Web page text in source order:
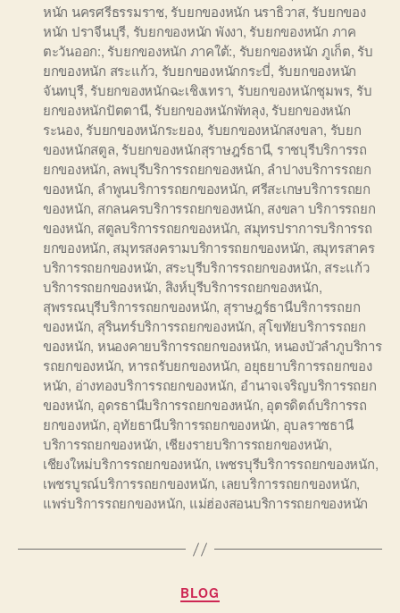
หนัก นครศรีธรรมราช, รับยกของหนัก นราธิวาส, รับยกของ
หนัก ปราจีนบุรี, รับยกของหนัก พังงา, รับยกของหนัก ภาค
ตะวันออก:, รับยกของหนัก ภาคใต้:, รับยกของหนัก ภูเก็ต, รับ
ยกของหนัก สระแก้ว, รับยกของหนักกระบี่, รับยกของหนัก
จันทบุรี, รับยกของหนักฉะเชิงเทรา, รับยกของหนักชุมพร, รับ
ยกของหนักปัตตานี, รับยกของหนักพัทลุง, รับยกของหนัก
ระนอง, รับยกของหนักระยอง, รับยกของหนักสงขลา, รับยก
ของหนักสตูล, รับยกของหนักสุราษฎร์ธานี, ราชบุรีบริการรถ
ยกของหนัก, ลพบุรีบริการรถยกของหนัก, ลำปางบริการรถยก
ของหนัก, ลำพูนบริการรถยกของหนัก, ศรีสะเกษบริการรถยก
ของหนัก, สกลนครบริการรถยกของหนัก, สงขลา บริการรถยก
ของหนัก, สตูลบริการรถยกของหนัก, สมุทรปราการบริการรถ
ยกของหนัก, สมุทรสงครามบริการรถยกของหนัก, สมุทรสาคร
บริการรถยกของหนัก, สระบุรีบริการรถยกของหนัก, สระแก้ว
บริการรถยกของหนัก, สิงห์บุรีบริการรถยกของหนัก,
สุพรรณบุรีบริการรถยกของหนัก, สุราษฎร์ธานีบริการรถยก
ของหนัก, สุรินทร์บริการรถยกของหนัก, สุโขทัยบริการรถยก
ของหนัก, หนองคายบริการรถยกของหนัก, หนองบัวลำภูบริการ
รถยกของหนัก, หารถรับยกของหนัก, อยุธยาบริการรถยกของ
หนัก, อ่างทองบริการรถยกของหนัก, อำนาจเจริญบริการรถยก
ของหนัก, อุดรธานีบริการรถยกของหนัก, อุตรดิตถ์บริการรถ
ยกของหนัก, อุทัยธานีบริการรถยกของหนัก, อุบลราชธานี
บริการรถยกของหนัก, เชียงรายบริการรถยกของหนัก,
เชียงใหม่บริการรถยกของหนัก, เพชรบุรีบริการรถยกของหนัก,
เพชรบูรณ์บริการรถยกของหนัก, เลยบริการรถยกของหนัก,
แพร่บริการรถยกของหนัก, แม่ฮ่องสอนบริการรถยกของหนัก
Categories
BLOG